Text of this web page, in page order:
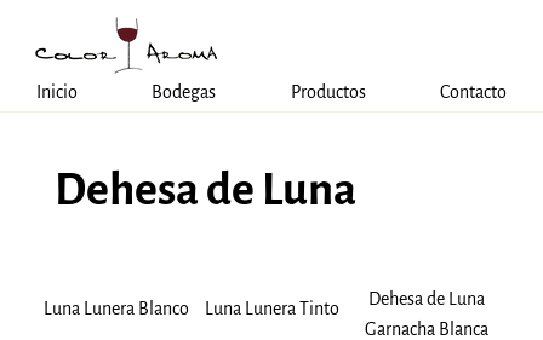
Inicio Bodegas Productos Contacto
Dehesa de Luna
Luna Lunera Blanco Luna Lunera Tinto
Dehesa de Luna
Garnacha Blanca